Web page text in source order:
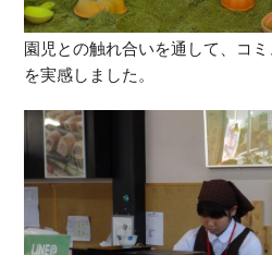
園児との触れ合いを通して、コ
を実感しました。